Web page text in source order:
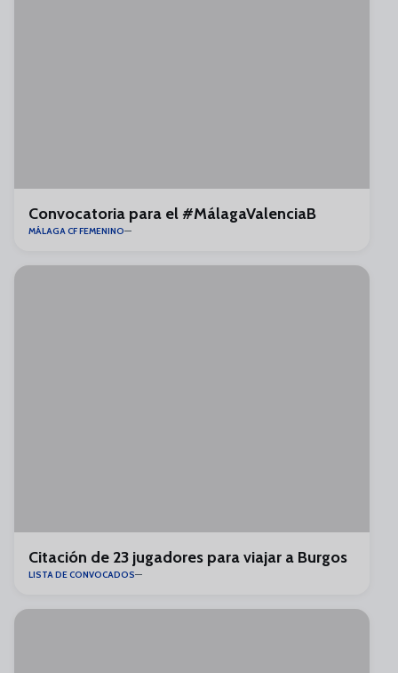
Convocatoria para el #MálagaValenciaB
MÁLAGA CF FEMENINO
Citación de 23 jugadores para viajar a Burgos
LISTA DE CONVOCADOS